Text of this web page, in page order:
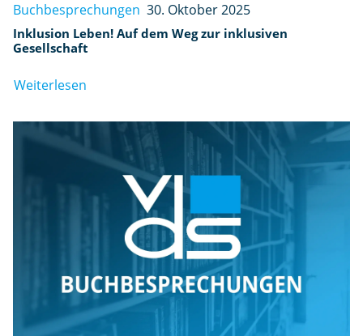
Buchbesprechungen 30. Oktober 2025
Inklusion Leben! Auf dem Weg zur inklusiven
Gesellschaft
Weiterlesen